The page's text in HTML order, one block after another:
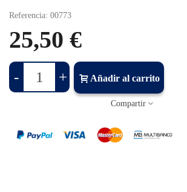
Referencia: 00773
25,50 €
- + Añadir al carrito
Compartir